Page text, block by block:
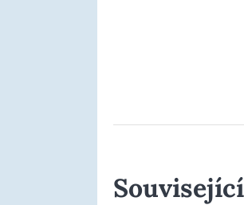
Související